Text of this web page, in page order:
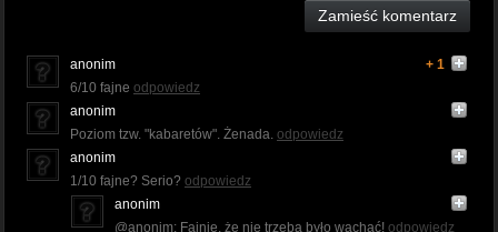
Zamieść komentarz
anonim
+ 1
6/10 fajne odpowiedz
anonim
Poziom tzw. "kabaretów". Żenada. odpowiedz
anonim
1/10 fajne? Serio? odpowiedz
anonim
@anonim: Fajnie, że nie trzeba było wąchać! odpowiedz